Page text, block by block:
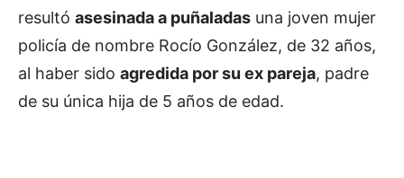
resultó asesinada a puñaladas una joven mujer
policía de nombre Rocío González, de 32 años,
al haber sido agredida por su ex pareja, padre
de su única hija de 5 años de edad.